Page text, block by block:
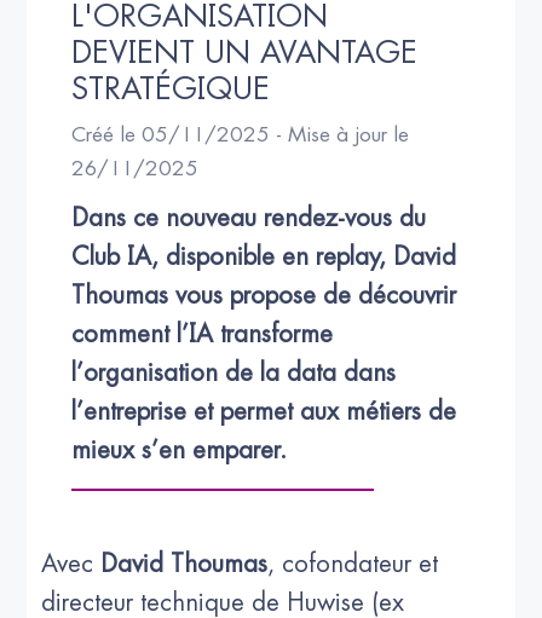
L'ORGANISATION
DEVIENT UN AVANTAGE
STRATÉGIQUE
Créé le 05/11/2025 - Mise à jour le
26/11/2025
Dans ce nouveau rendez-vous du
Club IA, disponible en replay, David
Thoumas vous propose de découvrir
comment l’IA transforme
l’organisation de la data dans
l’entreprise et permet aux métiers de
mieux s’en emparer.
Avec David Thoumas, cofondateur et
directeur technique de Huwise (ex